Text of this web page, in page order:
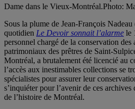
Dame dans le Vieux-Montréal.Photo:
Sous la plume de Jean-François
quotidien Le Devoir sonnait l’alarme le
personnel chargé de la conservation des
patrimoniaux des prêtres de Saint-
Montréal, a brutalement été licencié au
l’accès aux inestimables collections se
spécialistes pour assurer leur
s’inquiéter pour l’avenir de ces
de l’histoire de Montréal.